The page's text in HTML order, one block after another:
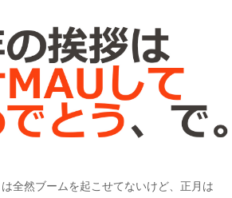
は全然ブームを起こせてないけど、正月は